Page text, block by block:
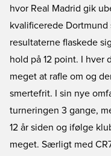
hvor Real Madrid gik
kvalificerede
resultaterne flaskede
hold på 12 point. I hver
meget at rafle om og
smertefrit. I sin nye
turneringen 3 gange,
12 år siden og ifølge
meget. Særligt med